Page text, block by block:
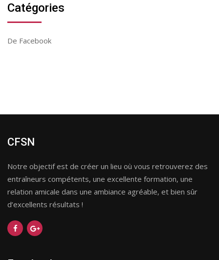
Catégories
De Facebook
CFSN
Notre objectif est de créer un lieu où vous retrouverez des
entraîneurs compétents, une excellente formation, une
relation amicale dans une ambiance agréable, et bien sûr
d’excellents résultats !